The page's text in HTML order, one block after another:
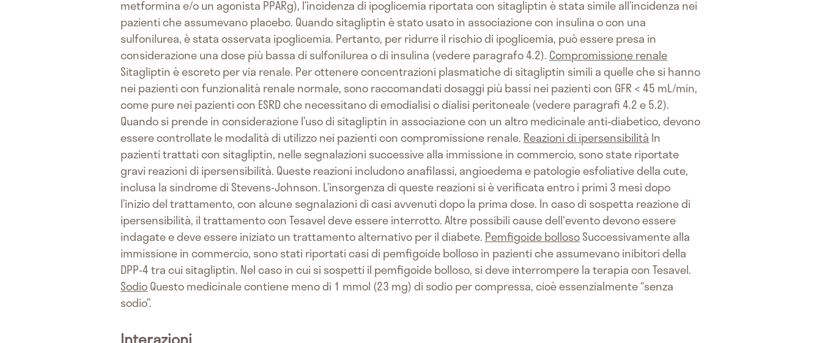
metformina e/o un agonista PPARg), l’incidenza di ipoglicemia riportata con sitagliptin è stata simile all’incidenza nei
pazienti che assumevano placebo. Quando sitagliptin è stato usato in associazione con insulina o con una
sulfonilurea, è stata osservata ipoglicemia. Pertanto, per ridurre il rischio di ipoglicemia, può essere presa in
considerazione una dose più bassa di sulfonilurea o di insulina (vedere paragrafo 4.2). Compromissione renale
Sitagliptin è escreto per via renale. Per ottenere concentrazioni plasmatiche di sitagliptin simili a quelle che si hanno
nei pazienti con funzionalità renale normale, sono raccomandati dosaggi più bassi nei pazienti con GFR < 45 mL/min,
come pure nei pazienti con ESRD che necessitano di emodialisi o dialisi peritoneale (vedere paragrafi 4.2 e 5.2).
Quando si prende in considerazione l’uso di sitagliptin in associazione con un altro medicinale anti-diabetico, devono
essere controllate le modalità di utilizzo nei pazienti con compromissione renale. Reazioni di ipersensibilità In
pazienti trattati con sitagliptin, nelle segnalazioni successive alla immissione in commercio, sono state riportate
gravi reazioni di ipersensibilità. Queste reazioni includono anafilassi, angioedema e patologie esfoliative della cute,
inclusa la sindrome di Stevens-Johnson. L’insorgenza di queste reazioni si è verificata entro i primi 3 mesi dopo
l’inizio del trattamento, con alcune segnalazioni di casi avvenuti dopo la prima dose. In caso di sospetta reazione di
ipersensibilità, il trattamento con Tesavel deve essere interrotto. Altre possibili cause dell'evento devono essere
indagate e deve essere iniziato un trattamento alternativo per il diabete. Pemfigoide bollosoSuccessivamente alla
immissione in commercio, sono stati riportati casi di pemfigoide bolloso in pazienti che assumevano inibitori della
DPP-4 tra cui sitagliptin. Nel caso in cui si sospetti il pemfigoide bolloso, si deve interrompere la terapia con Tesavel.
SodioQuesto medicinale contiene meno di 1 mmol (23 mg) di sodio per compressa, cioè essenzialmente “senza
sodio”.